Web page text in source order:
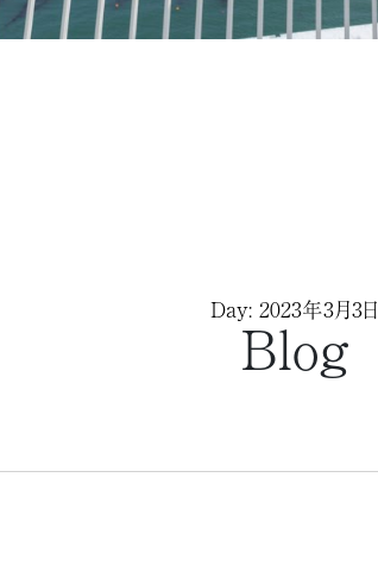
Day: 2023年3月3日
Blog